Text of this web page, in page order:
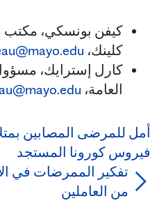
كيفن بونسكي، مكتب
كلينك،
كارل إسترايك،
العامة،
أمل للمرضى المصابين
فيروس كورونا المستجد
تفكير الممرضات في
من العاملين